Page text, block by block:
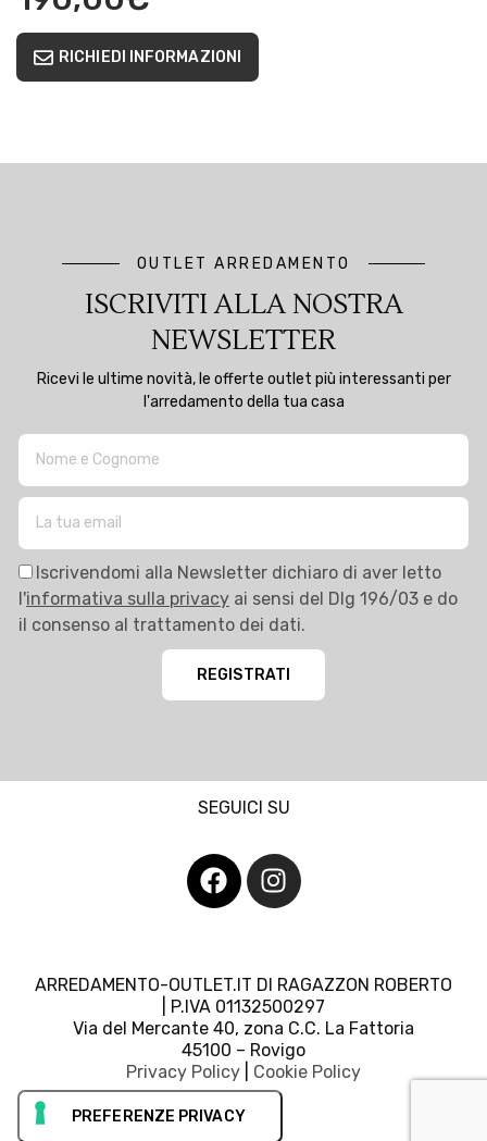
RICHIEDI INFORMAZIONI
OUTLET ARREDAMENTO
ISCRIVITI ALLA NOSTRA
NEWSLETTER
Ricevi le ultime novità, le offerte outlet più interessanti per
l'arredamento della tua casa
Iscrivendomi alla Newsletter dichiaro di aver letto
l'informativa sulla privacy ai sensi del Dlg 196/03 e do
il consenso al trattamento dei dati.
REGISTRATI
SEGUICI SU
ARREDAMENTO-OUTLET.IT DI RAGAZZON ROBERTO
| P.IVA 01132500297
Via del Mercante 40, zona C.C. La Fattoria
45100 – Rovigo
Privacy Policy
Cookie Policy